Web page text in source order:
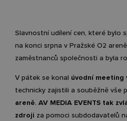
Slavnostní udílení cen, které bylo
na konci srpna v Pražské O2
zaměstnanců společnosti a byla
V pátek se konal úvodní meeting
technicky zajistili a souběžně vše
areně. AV MEDIA EVENTS tak
zdroji za pomoci subdodavatelů